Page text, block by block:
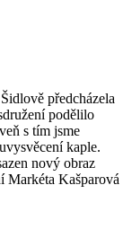
předcházela
podělilo
s tím jsme
kaple.
nový obraz
Markéta Kašparová